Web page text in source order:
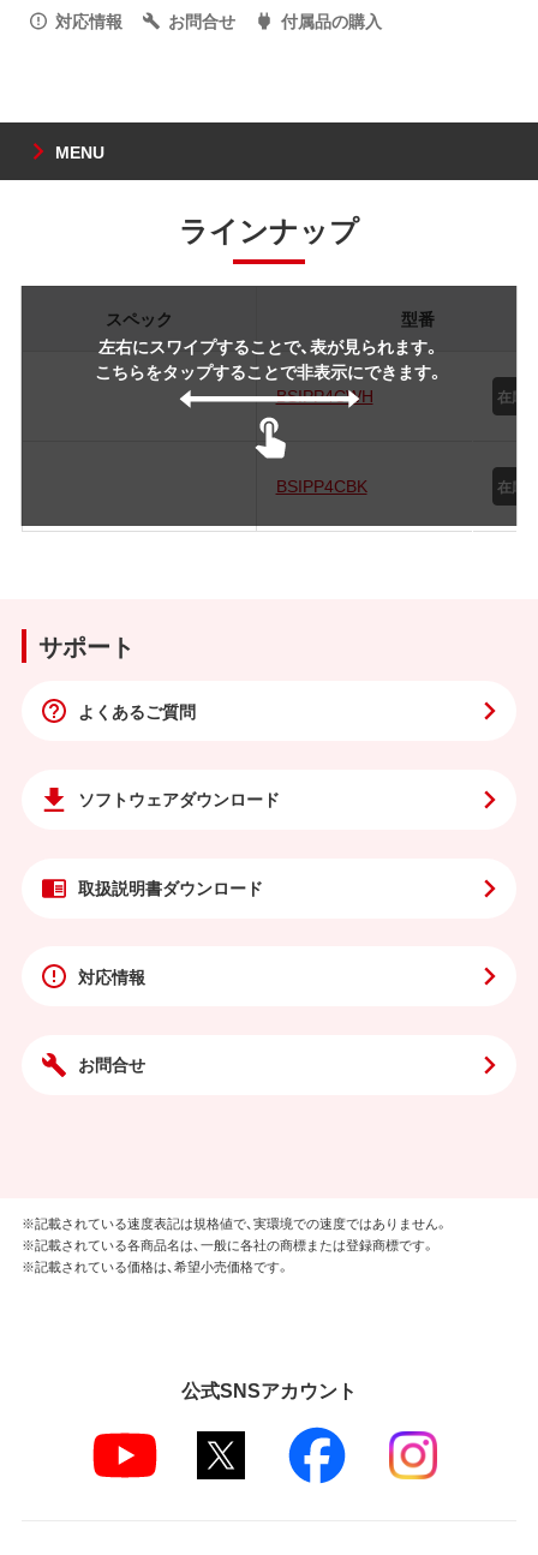
対応情報
お問合せ 付属品の購入
MENU
ラインナップ
左右にスワイプすることで、表が見られます。
こちらをタップすることで非表示にできます。
スペック 型番
BSIPP4CWH
BSIPP4CBK
サポート
よくあるご質問
ソフトウェアダウンロード
取扱説明書ダウンロード
対応情報
お問合せ
※記載されている速度表記は規格値で、実環境での速度ではありません。
※記載されている各商品名は、一般に各社の商標または登録商標です。
※記載されている価格は、希望小売価格です。
公式SNSアカウント